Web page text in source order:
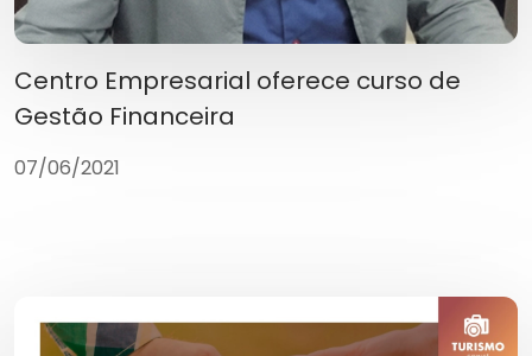
Centro Empresarial oferece curso de
Gestão Financeira
07/06/2021